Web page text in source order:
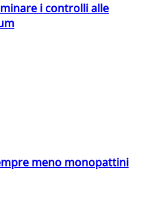
i controlli alle
meno monopattini